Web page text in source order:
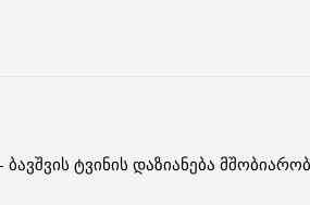
ბავშვის ტვინის დაზიანება